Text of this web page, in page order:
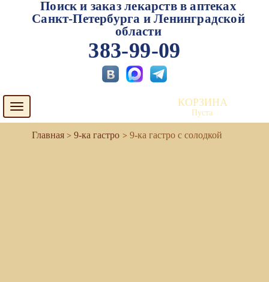
Поиск и заказ лекарств в аптеках
Санкт-Петербурга и Ленинградской
области
383-99-09
Toggle
navigation
КОРЗИНА
Пуста
9-ка гастро 9-ка гастро с солодкой